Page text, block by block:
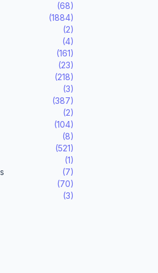
(68)
(1884)
(2)
(4)
(161)
(23)
(218)
(3)
(387)
(2)
(104)
(8)
(521)
(1)
(7)
(70)
(3)